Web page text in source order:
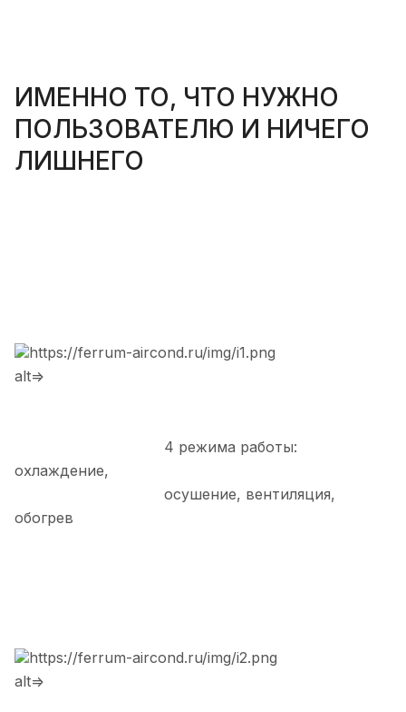
ИМЕННО ТО, ЧТО НУЖНО
ПОЛЬЗОВАТЕЛЮ И НИЧЕГО
ЛИШНЕГО
https://ferrum-aircond.ru/img/i1.png
alt=>
4 режима работы:
охлаждение,
осушение, вентиляция,
обогрев
https://ferrum-aircond.ru/img/i2.png
alt=>